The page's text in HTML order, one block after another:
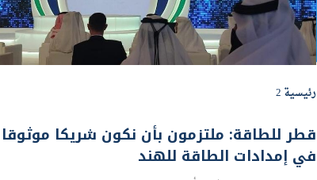
رئيسية 2
قطر للطاقة: ملتزمون بأن نكون شريكا موثوقا
في إمدادات الطاقة للهند